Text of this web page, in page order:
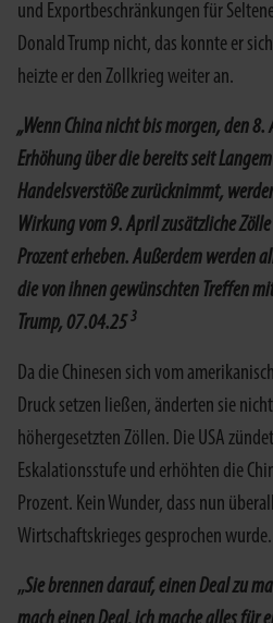
und Exportbeschränkungen für
Donald Trump nicht, das konnte er
heizte er den Zollkrieg weiter an.
„Wenn China nicht bis morgen, den
Erhöhung über die bereits seit
Handelsverstöße zurücknimmt,
Wirkung vom 9. April zusätzliche
Prozent erheben. Außerdem werden
die von ihnen gewünschten Treffen
Trump, 07.04.25 3
Da die Chinesen sich vom
Druck setzen ließen, änderten sie
höhergesetzten Zöllen. Die USA
Eskalationsstufe und erhöhten die
Prozent. Kein Wunder, dass nun
Wirtschaftskrieges gesprochen wurde.
„Sie brennen darauf, einen Deal zu